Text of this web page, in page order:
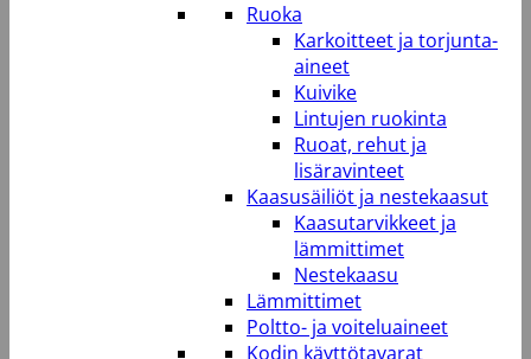
Ruoka
Karkoitteet ja torjunta-
aineet
Kuivike
Lintujen ruokinta
Ruoat, rehut ja
lisäravinteet
Kaasusäiliöt ja nestekaasut
Kaasutarvikkeet ja
lämmittimet
Nestekaasu
Lämmittimet
Poltto- ja voiteluaineet
Kodin käyttötavarat